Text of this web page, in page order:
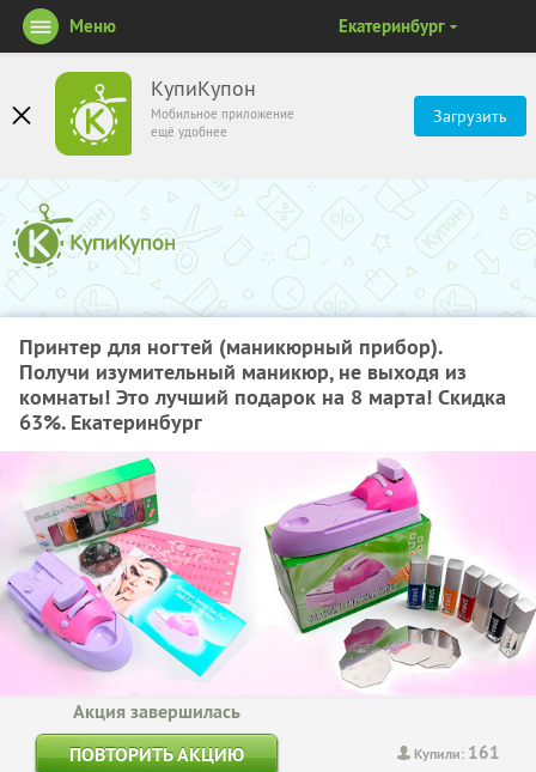
КупиКупон
Мобильное приложение
ещё удобнее
Загрузить
Меню Екатеринбург
Принтер для ногтей (маникюрный прибор).
Получи изумительный маникюр, не выходя из
комнаты! Это лучший подарок на 8 марта! Скидка
63%. Екатеринбург
Купили: 161
Акция завершилась
ПОВТОРИТЬ АКЦИЮ